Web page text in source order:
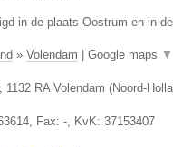
in de plaats Oostrum en in
» Volendam Google maps ▼
1132 RA Volendam (Noord-
, Fax: -, KvK: 37153407